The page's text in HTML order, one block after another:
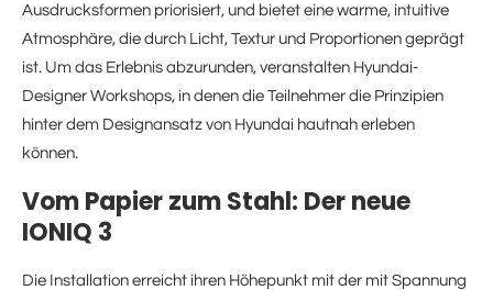
Ausdrucksformen priorisiert, und bietet eine warme, intuitive
Atmosphäre, die durch Licht, Textur und Proportionen geprägt
ist. Um das Erlebnis abzurunden, veranstalten Hyundai-
Designer Workshops, in denen die Teilnehmer die Prinzipien
hinter dem Designansatz von Hyundai hautnah erleben
können.
Vom Papier zum Stahl: Der neue
IONIQ 3
Die Installation erreicht ihren Höhepunkt mit der mit Spannung